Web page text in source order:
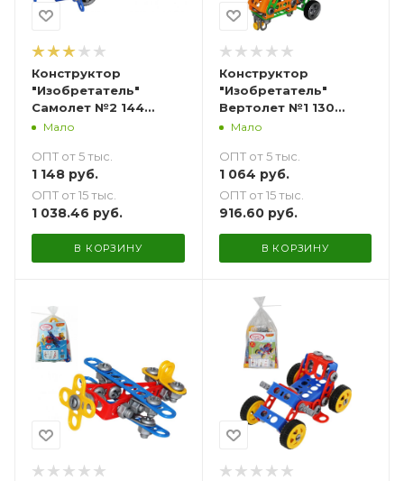
Конструктор
"Изобретатель"
Самолет №2 144
элемента
Мало
ОПТ от 5 тыс.
1 148 руб.
ОПТ от 15 тыс.
1 038.46 руб.
В КОРЗИНУ
Конструктор
"Изобретатель"
Вертолет №1 130
элементов
Мало
ОПТ от 5 тыс.
1 064 руб.
ОПТ от 15 тыс.
916.60руб.
В КОРЗИНУ